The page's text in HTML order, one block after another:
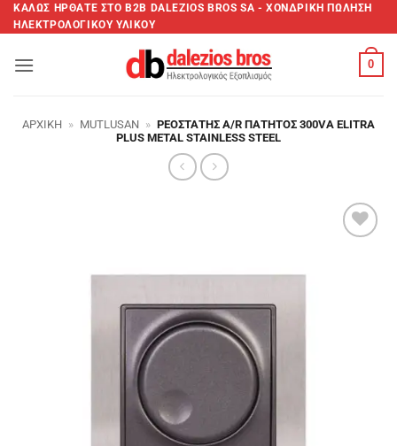
Μετάβαση
στο
ΚΑΛΩΣ ΗΡΘΑΤΕ ΣTO B2B DALEZIOS BROS SA - XΟΝΔΡΙΚΗ ΠΩΛΗΣΗ
ΗΛΕΚΤΡΟΛΟΓΙΚΟΥ ΥΛΙΚΟΥ
0
ΑΡΧΙΚΉ » MUTLUSAN » ΡΕΟΣΤΆΤΗΣ A/R ΠΑΤΗΤΌΣ 300VA ELITRA
PLUS METAL STAINLESS STEEL